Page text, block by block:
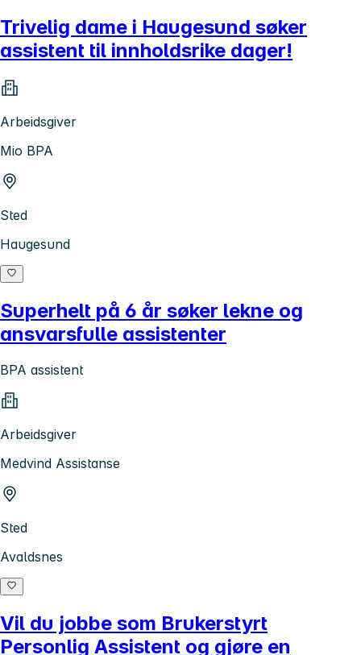
Trivelig dame i Haugesund søker
assistent til innholdsrike dager!
Arbeidsgiver
Mio BPA
Sted
Haugesund
Superhelt på 6 år søker lekne og
ansvarsfulle assistenter
BPA assistent
Arbeidsgiver
Medvind Assistanse
Sted
Avaldsnes
Vil du jobbe som Brukerstyrt
Personlig Assistent og gjøre en